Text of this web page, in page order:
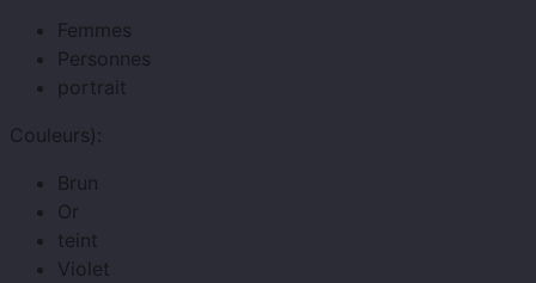
Femmes
Personnes
portrait
Couleurs):
Brun
Or
teint
Violet